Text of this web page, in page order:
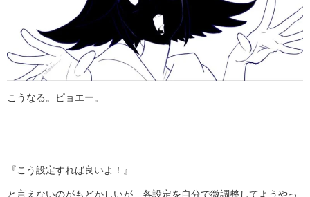
こうなる。ピョエー。
『こう設定すれば良いよ！』
と言えないのがもどかしいが、各設定を自分で微調整してようやっ